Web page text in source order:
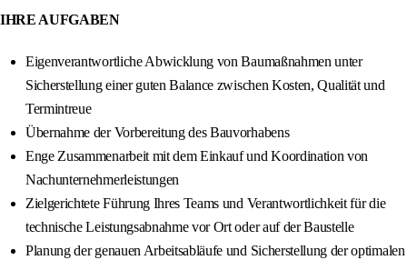
IHRE AUFGABEN
Eigenverantwortliche Abwicklung von Baumaßnahmen unter
Sicherstellung einer guten Balance zwischen Kosten, Qualität und
Termintreue
Übernahme der Vorbereitung des Bauvorhabens
Enge Zusammenarbeit mit dem Einkauf und Koordination von
Nachunternehmerleistungen
Zielgerichtete Führung Ihres Teams und Verantwortlichkeit für die
technische Leistungsabnahme vor Ort oder auf der Baustelle
Planung der genauen Arbeitsabläufe und Sicherstellung der optimalen